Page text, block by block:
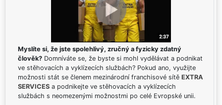
Myslíte si, že jste spolehlivý, zručný a fyzicky zdatný
člověk? Domníváte se, že byste si mohl vydělávat a podnikat
ve stěhovacích a vyklízecích službách? Pokud ano, využijte
možnosti stát se členem mezinárodní franchisové sítě EXTRA
SERVICES a podnikejte ve stěhovacích a vyklízecích
službách s neomezenými možnostmi po celé Evropské unii.